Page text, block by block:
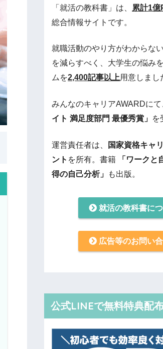
「就活の教科書」は、 累計1億
総合情報サイトです。
就職活動のやり方がわからな
を減らすべく、大学生の悩み
ムを2,400記事以上用意しまし
みんなのキャリアAWARDにて
イト 満足度部門 最優秀賞」 を
運営責任者は、
国家資格キャ
ント を所有。書籍 「ワークと
得の自己分析」
も出版。
就活の教科書に
広告等のお問い
公式LINEで無料特典配